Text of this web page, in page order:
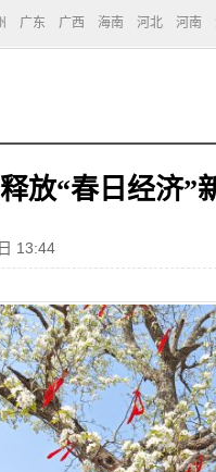
广东 广西 海南 河北 河南
放“春日经济”
13:44